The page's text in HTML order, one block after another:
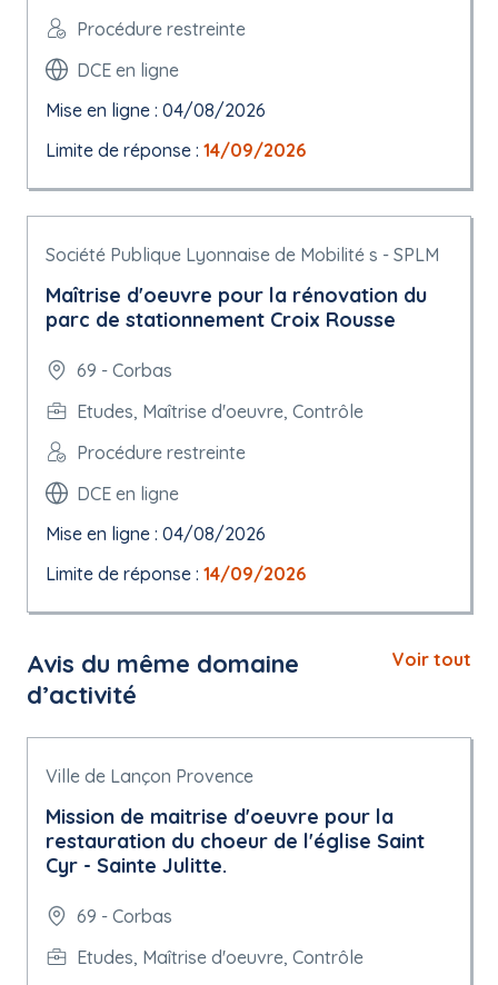
Procédure restreinte
DCE en ligne
Mise en ligne : 04/08/2026
Limite de réponse : 14/09/2026
Société Publique Lyonnaise de Mobilité s - SPLM
Maîtrise d'oeuvre pour la rénovation du
parc de stationnement Croix Rousse
69 - Corbas
Etudes, Maîtrise d'oeuvre, Contrôle
Procédure restreinte
DCE en ligne
Mise en ligne : 04/08/2026
Limite de réponse : 14/09/2026
Avis du même domaine
d’activité
Voir tout
Ville de Lançon Provence
Mission de maitrise d'oeuvre pour la
restauration du choeur de l'église Saint
Cyr - Sainte Julitte.
69 - Corbas
Etudes, Maîtrise d'oeuvre, Contrôle